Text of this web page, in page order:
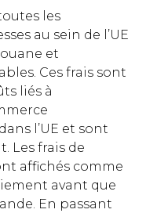
les
au sein de l’UE
et
Ces frais sont
liés à
l’UE et sont
Les frais de
affichés comme
avant que
En passant